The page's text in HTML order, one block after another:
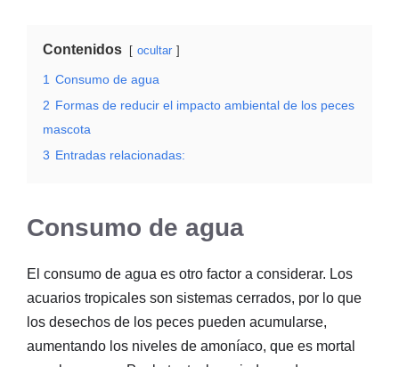
Contenidos ocultar
1 Consumo de agua
2 Formas de reducir el impacto ambiental de los peces
mascota
3 Entradas relacionadas:
Consumo de agua
El consumo de agua es otro factor a considerar. Los
acuarios tropicales son sistemas cerrados, por lo que
los desechos de los peces pueden acumularse,
aumentando los niveles de amoníaco, que es mortal